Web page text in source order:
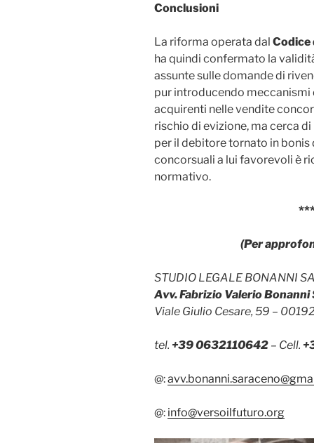
Conclusioni
La riforma operata dal Codice
ha quindi confermato la
assunte sulle domande di
pur introducendo
acquirenti nelle vendite
rischio di evizione, ma cerca
per il debitore tornato in
concorsuali a lui favorevoli è
normativo.
(Per
STUDIO LEGALE BONANNI
Avv. Fabrizio Valerio Bonanni
Viale Giulio Cesare, 59 –
tel. +39 0632110642 – Cell.
@:
@: info@versoilfuturo.org